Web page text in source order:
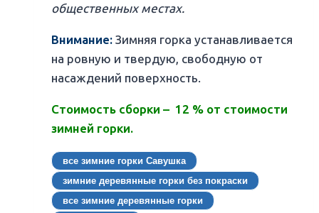
общественных местах.
Внимание: Зимняя горка устанавливается
на ровную и твердую, свободную от
насаждений поверхность.
Стоимость сборки – 12 % от стоимости
зимней горки.
все зимние горки Савушка
зимние деревянные горки без покраски
все зимние деревянные горки